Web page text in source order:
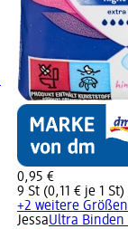
0,95 €
9 St (0,11 € je 1 St)
+2 weitere Größen
JessaUltra Binden